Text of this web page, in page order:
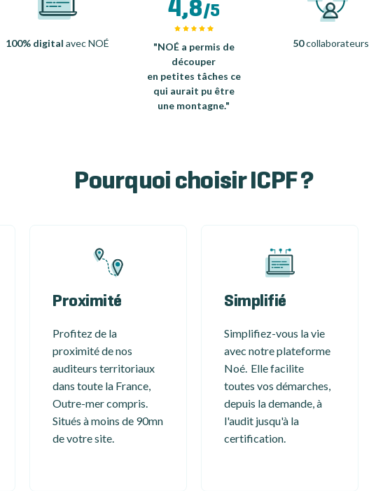
100% digital avec NOÉ
4,8/5
"NOÉ a permis de
découper
en petites tâches ce
qui aurait pu être
une montagne."
50collaborateurs
Pourquoi choisir ICPF ?
Proximité
Profitez de la
proximité de nos
auditeurs territoriaux
dans toute la France,
Outre-mer compris.
Situés à moins de 90mn
de votre site.
Simplifié
Simplifiez-vous la vie
avec notre plateforme
Noé. Elle facilite
toutes vos démarches,
depuis la demande, à
l'audit jusqu'à la
certification.